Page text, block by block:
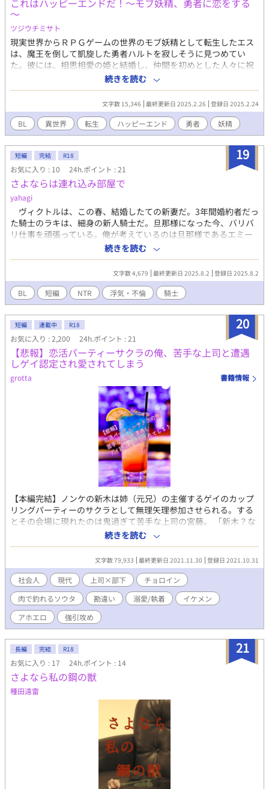
んて誰も書かんかったやろうな。マニアックだけど、流石に骨男
は攻めです。受けにはできませんでした。 21.05.17 6話です。南
国の褐色男子を嫁にし、ぼて腹にしたいがだけに考えました。そ
して初の主人公イケメン回。(2)に続きます！ 22.02.12 久々に更
新しました。「どうして何やっても恋愛フラグになっちゃうんで
すか？」をエロシーン足りないなと思ってエロさ増すために加筆
しました。また、褐色少年の話の続編がうまく思いつかず、強引
に終わらせてしまったぜ。ということでおわびとして、新作のえ
ちえちなお話を一つ投稿しました。生徒会長×ヤンキーネタとな
ります。 22.02.13 「生徒会長は激しく性徒指導」を投稿しまし
た。気が付けばドSな生徒会長最高という気持ちで文章を書いてい
ました。調子に乗って「夏休みの自由研究は友人を監禁しての観
察日記！？」まで投稿しました。筆が乗りました。 そして同日
さらに調子にのって最終回まで書きました。私自身アルファポリ
スで連載をほったらかしている作品が多く、この作品だけでもや
りたいことを一度すべてやって完結させた方がいいという結論に
至りました。ですが、もし気が向けば、また別の新たなるキャラ
を登場させたりして、新しい話を書こうかなと考えています。ひ
とまずさよなら、また会いましょう。そういった感じとなりま
す。
これはハッピーエンドだ！～モブ妖精、勇者に恋をする
～
ツジウチミサト
現実世界からＲＰＧゲームの世界のモブ妖精として転生したエス
は、魔王を倒して凱旋した勇者ハルトを寂しそうに見つめてい
た。彼には、相思相愛の姫と結婚し、仲間を初めとした人々に祝
福されるというハッピーエンドが約束されている。そんな彼の幸
せを、好きだからこそ見届けられない。ハルトとの思い出を胸
に、エスはさよならも告げずに飛び立っていく。 ――そんな切な
い妖精に教えるよ。これこそが、本当のハッピーエンドだ！ ※ノ
リと勢いで書いた30分くらいでさくっと読めるハッピーエンドで
す。全３話。他サイトにも掲載しています。
続きを読む
文字数 15,346 最終更新日 2025.2.26 登録日 2025.2.24
BL 異世界 転生 ハッピーエンド 勇者 妖精
19
短編 完結 R18
お気に入り : 10 24h.ポイント : 21
さよならは連れ込み部屋で
yahagi
ヴィクトルは、この春、結婚したての新妻だ。3年間婚約者だっ
た騎士のラキは、細身の新人騎士だ。旦那様になった今、バリバ
リ仕事を頑張っている。俺が考えているのは旦那様であるエミー
ル様のことではなく、同期の騎士、ミリエル様のことだった。俺
は、ミリエル様に片思いをしている。※ムーンライトノベルズ様
続きを読む
文字数 4,679 最終更新日 2025.8.2 登録日 2025.8.2
BL 短編 NTR 浮気・不倫 騎士
20
短編 連載中 R18
お気に入り : 2,200 24h.ポイント : 21
【悲報】恋活パーティーサクラの俺、苦手な上司と遭遇
しゲイ認定され愛されてしまう
grotta 書籍情報
【本編完結】ノンケの新木は姉（元兄）の主催するゲイのカップ
リングパーティーのサクラとして無理矢理参加させられる。する
とその会場に現れたのは鬼過ぎて苦手な上司の宮藤。 「新木？な
んでお前がここに？」 え、そんなのバイトに決まってますが？ し
かし副業禁止の会社なのでバイトがバレるとまずい。なので俺は
自分がゲイだと嘘をついた。 「いやー、俺、男が好きなんすよ。
あはは」 すると上司は急に目の色を変えて俺にアプローチをかけ
てきた。 「この後どう？」 どう？じゃねえ！だけどクソイケメン
でもある上司の誘いを断ったら俺がゲイじゃないとバレるかも？
くっ、行くしかねえ！さよなら俺のバックバージン…… しかも上
司はその後も半ば脅すようにして何かと俺を誘ってくるようにな
り……？ ワンナイトのはずがなんで俺は上司の家に度々泊まって
下》 ※ただのアホエロ話につき♡喘ぎ注意。 ※ノリだけで書き始
めたので5万字いけるかわからないけどBL小説大賞エントリー
中。
続きを読む
文字数 79,933 最終更新日 2021.11.30 登録日 2021.10.31
社会人 現代 上司×部下
チョロイン
肉で釣れるソウタ
勘違い 溺愛/執着
イケメン
アホエロ
強引攻め
21
長編 完結 R18
お気に入り : 17 24h.ポイント : 14
さよなら私の鋼の獣
種田遠雷